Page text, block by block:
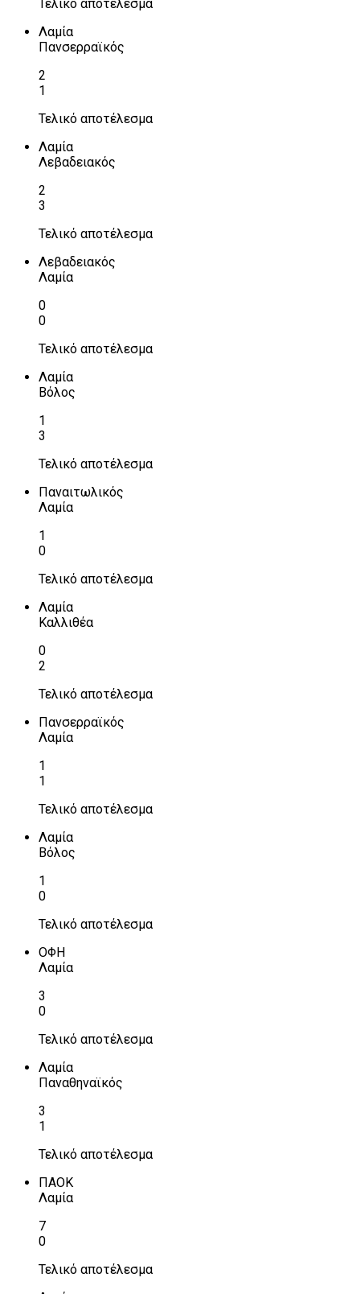
Τελικό αποτέλεσμα
Λαμία
Πανσερραϊκός
2
1
Τελικό αποτέλεσμα
Λαμία
Λεβαδειακός
2
3
Τελικό αποτέλεσμα
Λεβαδειακός
Λαμία
0
0
Τελικό αποτέλεσμα
Λαμία
Βόλος
1
3
Τελικό αποτέλεσμα
Παναιτωλικός
Λαμία
1
0
Τελικό αποτέλεσμα
Λαμία
Καλλιθέα
0
2
Τελικό αποτέλεσμα
Πανσερραϊκός
Λαμία
1
1
Τελικό αποτέλεσμα
Λαμία
Βόλος
1
0
Τελικό αποτέλεσμα
ΟΦΗ
Λαμία
3
0
Τελικό αποτέλεσμα
Λαμία
Παναθηναϊκός
3
1
Τελικό αποτέλεσμα
ΠΑΟΚ
Λαμία
7
0
Τελικό αποτέλεσμα